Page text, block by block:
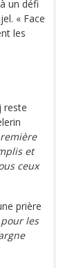
un défi
« Face
les
reste
et
ceux
prière
les